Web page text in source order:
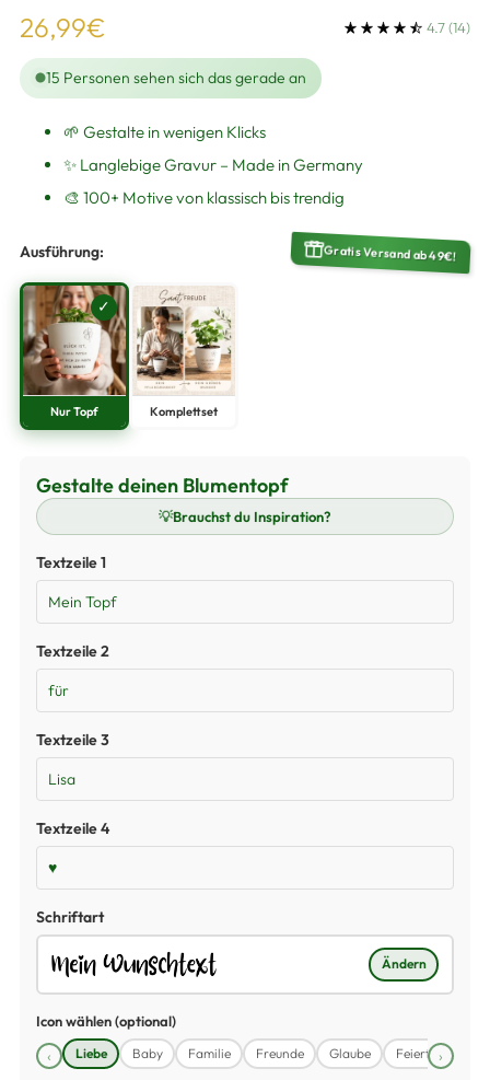
Regulärer
Preis
26,99€ 4.7(14)
15 Personen sehen sich das gerade an
🌱 Gestalte in wenigen Klicks
✨ Langlebige Gravur – Made in Germany
🎨 100+ Motive von klassisch bis trendig
Ausführung: Gratis Versand ab 49€!
✓
Nur Topf Komplettset
🌲Tanne
🫒Olive
🌻Sonnenblume
Ginkgo
Gestalte deinen Blumentopf
💡Brauchst du Inspiration?
Textzeile 1
Textzeile 2
Textzeile 3
Textzeile 4
Schriftart
Ändern
Icon wählen (optional)
‹ Liebe Baby Familie Freunde Glaube Feiertage
›